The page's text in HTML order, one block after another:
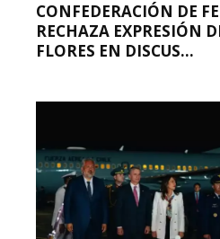
CONFEDERACIÓN DE
RECHAZA EXPRESIÓN
FLORES EN DISCUS...